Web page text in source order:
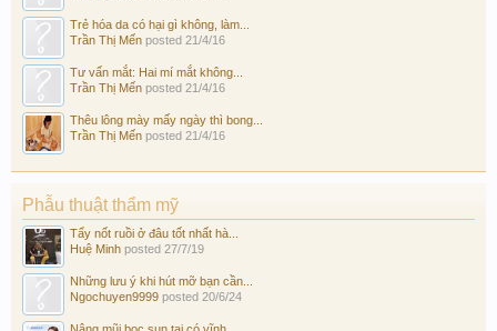
Trẻ hóa da có hại gì không, làm...
Trần Thị Mến posted 21/4/16
Tư vấn mắt: Hai mí mắt không...
Trần Thị Mến posted 21/4/16
Thêu lông mày mấy ngày thì bong...
Trần Thị Mến posted 21/4/16
Phẫu thuật thẩm mỹ
Tẩy nốt ruồi ở đâu tốt nhất hà...
Huệ Minh posted 27/7/19
Những lưu ý khi hút mỡ bạn cần...
Ngochuyen9999 posted 20/6/24
Nâng mũi bọc sụn tai có vĩnh...